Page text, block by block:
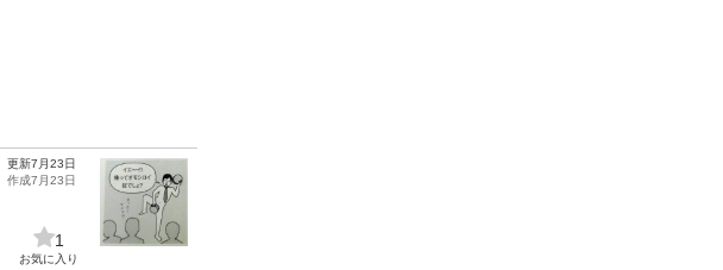
更新7月23日
作成7月23日
1
お気に入り